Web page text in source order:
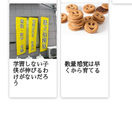
学習しない子
供が伸びるわ
けがないだろ
う
数量感覚は早
くから育てる